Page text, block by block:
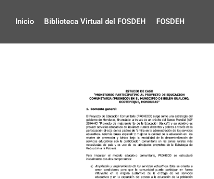
Inicio Biblioteca Virtual del FOSDEH FOSDEH